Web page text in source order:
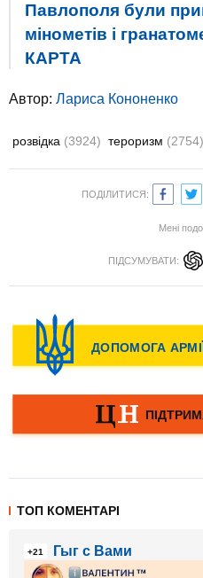
Павлополя були
мінометів і
КАРТА
Автор: Лариса Кононенко
розвідка (3924) тероризм (2754)
ПОДІЛИТИСЯ:
Мені
ПІДСУМУВАТИ:
ТОП КОМЕНТАРІ
+21 Гыг с Вами